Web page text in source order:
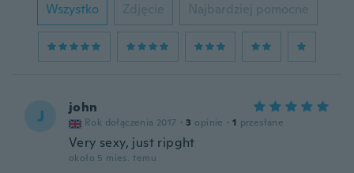
Wszystko Zdjęcie Najbardziej pomocne
J john
Rok dołączenia 2017 · 3 opinie · 1 przesłane
Very sexy, just ripght
około 5 mies. temu